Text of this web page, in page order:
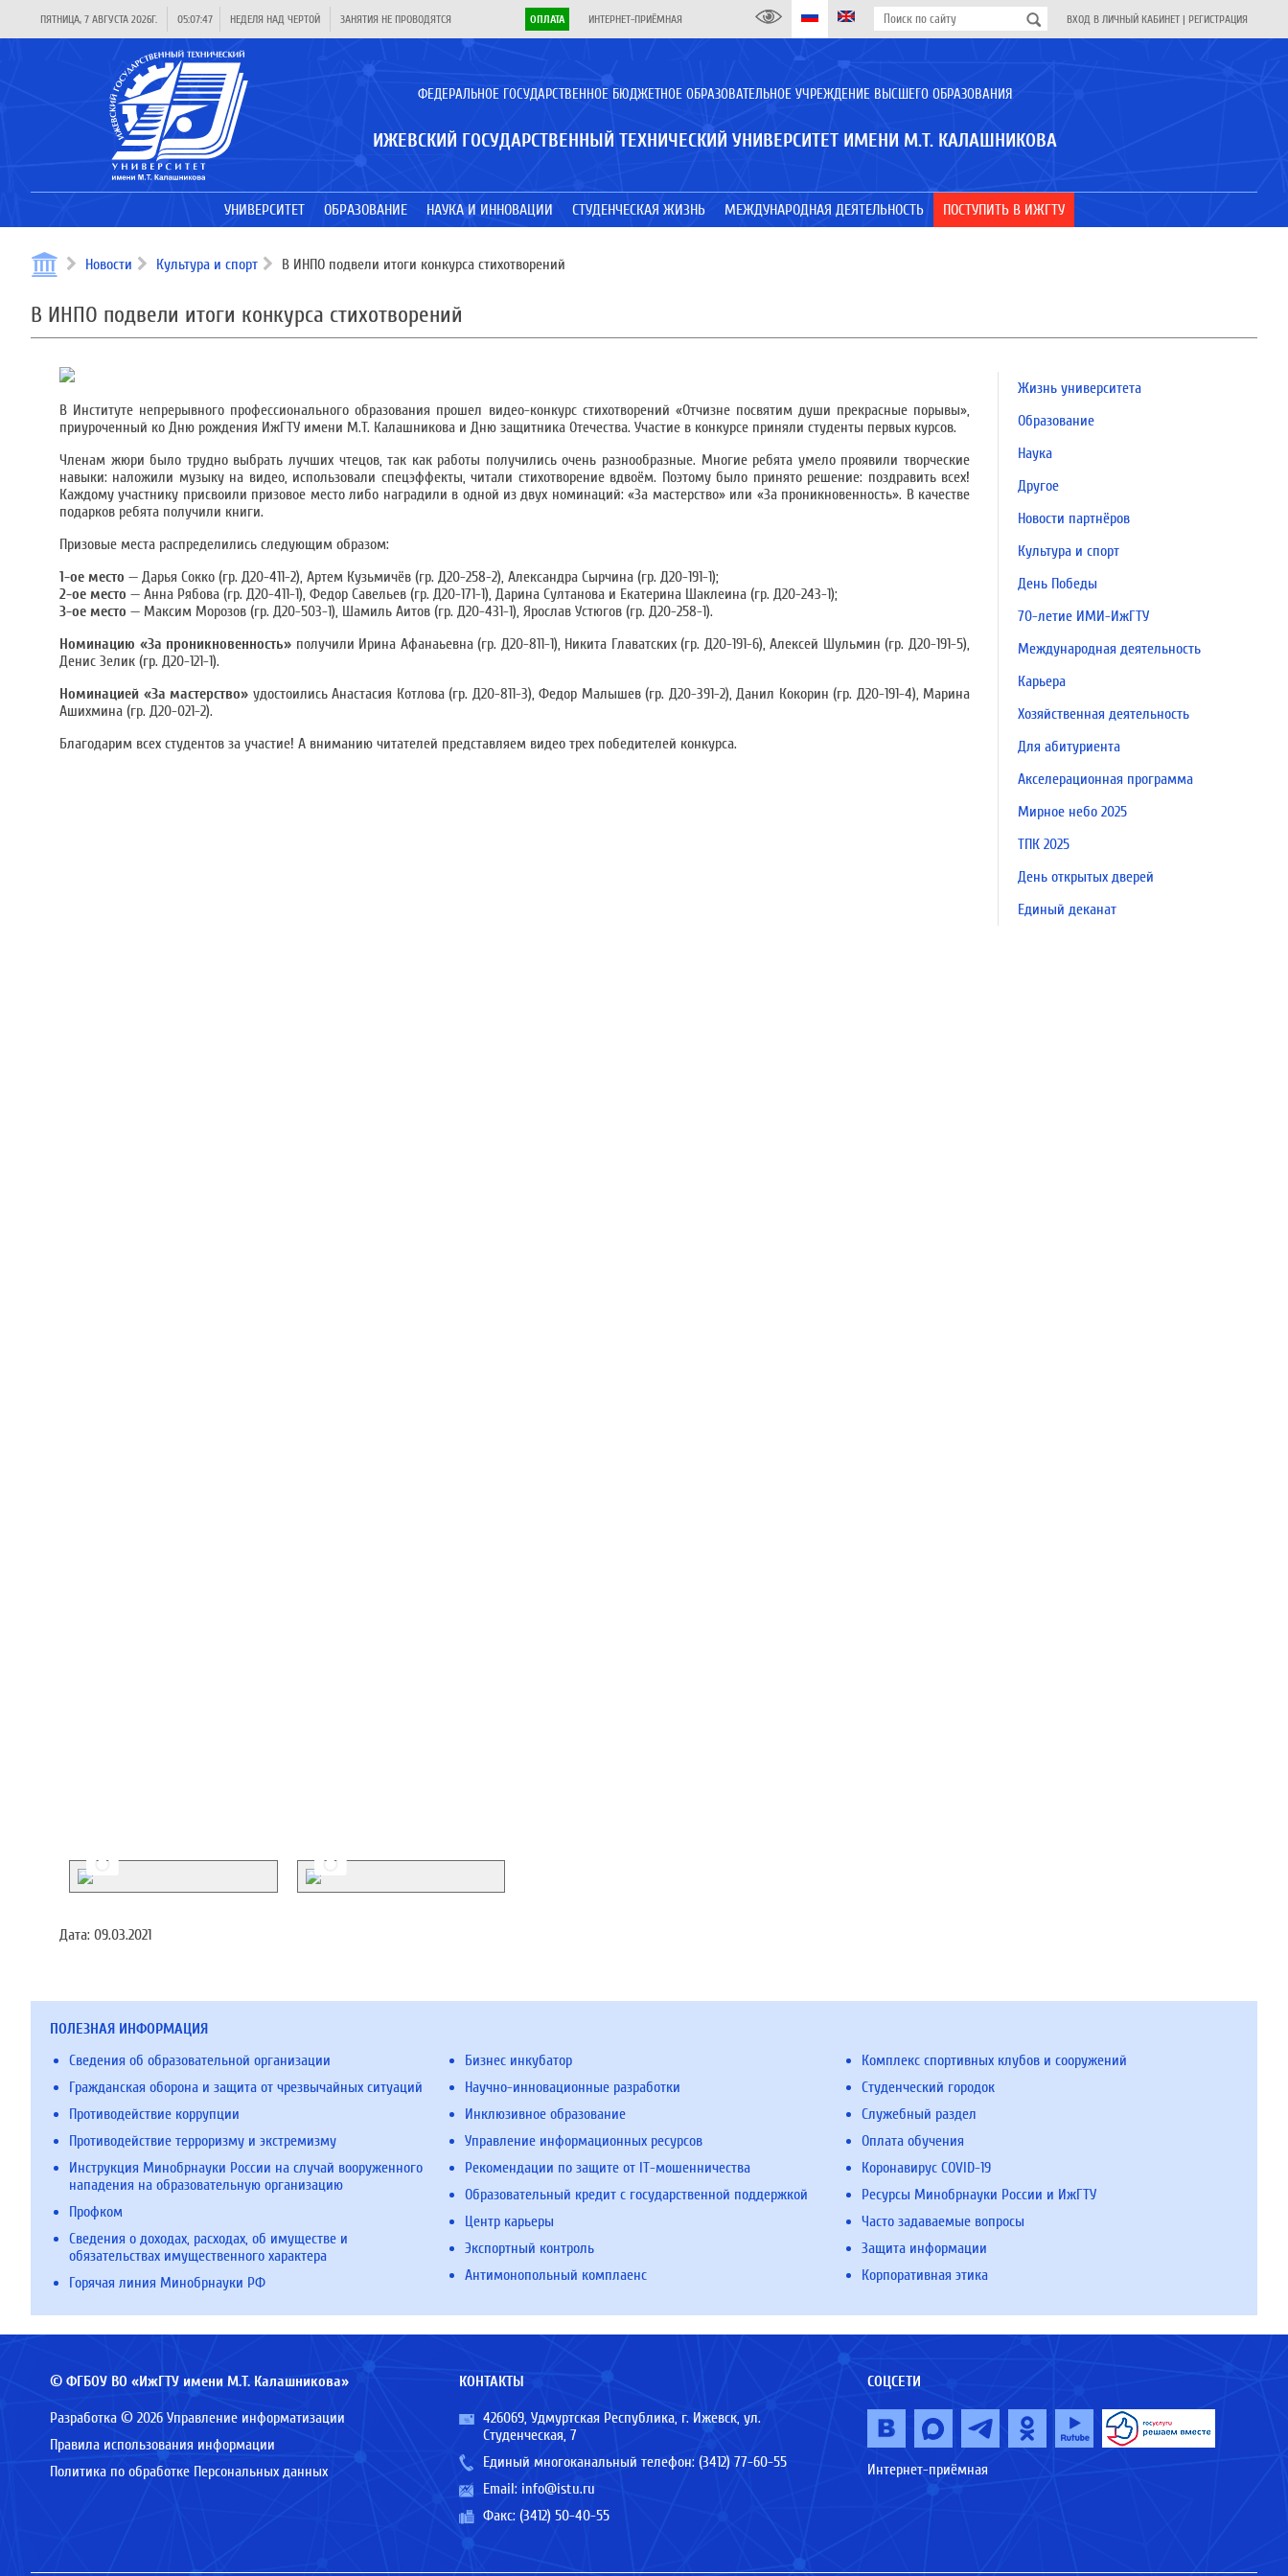
ПЯТНИЦА, 7 АВГУСТА 2026Г. 05:07:48 НЕДЕЛЯ НАД ЧЕРТОЙ ЗАНЯТИЯ НЕ ПРОВОДЯТСЯ ОПЛАТА ИНТЕРНЕТ-ПРИЁМНАЯ ВХОД В ЛИЧНЫЙ КАБИНЕТ | РЕГИСТРАЦИЯ
ФЕДЕРАЛЬНОЕ ГОСУДАРСТВЕННОЕ БЮДЖЕТНОЕ ОБРАЗОВАТЕЛЬНОЕ УЧРЕЖДЕНИЕ ВЫСШЕГО ОБРАЗОВАНИЯ
ИЖЕВСКИЙ ГОСУДАРСТВЕННЫЙ ТЕХНИЧЕСКИЙ УНИВЕРСИТЕТ ИМЕНИ М.Т. КАЛАШНИКОВА
УНИВЕРСИТЕТ ОБРАЗОВАНИЕ НАУКА И ИННОВАЦИИ СТУДЕНЧЕСКАЯ ЖИЗНЬ МЕЖДУНАРОДНАЯ ДЕЯТЕЛЬНОСТЬ ПОСТУПИТЬ В ИЖГТУ
Новости Культура и спорт В ИНПО подвели итоги конкурса стихотворений
В ИНПО подвели итоги конкурса стихотворений
В Институте непрерывного профессионального образования прошел видео-конкурс стихотворений «Отчизне посвятим души прекрасные порывы»,
приуроченный ко Дню рождения ИжГТУ имени М.Т. Калашникова и Дню защитника Отечества. Участие в конкурсе приняли студенты первых курсов.
Членам жюри было трудно выбрать лучших чтецов, так как работы получились очень разнообразные. Многие ребята умело проявили творческие
навыки: наложили музыку на видео, использовали спецэффекты, читали стихотворение вдвоём. Поэтому было принято решение: поздравить всех!
Каждому участнику присвоили призовое место либо наградили в одной из двух номинаций: «За мастерство» или «За проникновенность». В качестве
подарков ребята получили книги.
Призовые места распределились следующим образом:
1-ое место — Дарья Сокко (гр. Д20-411-2), Артем Кузьмичëв (гр. Д20-258-2), Александра Сырчина (гр. Д20-191-1);
2-ое место — Анна Рябова (гр. Д20-411-1), Федор Савельев (гр. Д20-171-1), Дарина Султанова и Екатерина Шаклеина (гр. Д20-243-1);
3-ое место — Максим Морозов (гр. Д20-503-1), Шамиль Аитов (гр. Д20-431-1), Ярослав Устюгов (гр. Д20-258-1).
Номинацию «За проникновенность» получили Ирина Афанаьевна (гр. Д20-811-1), Никита Главатских (гр. Д20-191-6), Алексей Шульмин (гр. Д20-191-5),
Денис Зелик (гр. Д20-121-1).
Номинацией «За мастерство» удостоились Анастасия Котлова (гр. Д20-811-3), Федор Малышев (гр. Д20-391-2), Данил Кокорин (гр. Д20-191-4), Марина
Ашихмина (гр. Д20-021-2).
Благодарим всех студентов за участие! А вниманию читателей представляем видео трех победителей конкурса.
Дата: 09.03.2021
Жизнь университета
Образование
Наука
Другое
Новости партнёров
Культура и спорт
День Победы
70-летие ИМИ-ИжГТУ
Международная деятельность
Карьера
Хозяйственная деятельность
Для абитуриента
Акселерационная программа
Мирное небо 2025
ТПК 2025
День открытых дверей
Единый деканат
ПОЛЕЗНАЯ ИНФОРМАЦИЯ
Сведения об образовательной организации
Гражданская оборона и защита от чрезвычайных ситуаций
Противодействие коррупции
Противодействие терроризму и экстремизму
Инструкция Минобрнауки России на случай вооруженного
нападения на образовательную организацию
Профком
Сведения о доходах, расходах, об имуществе и
обязательствах имущественного характера
Горячая линия Минобрнауки РФ
Бизнес инкубатор
Научно-инновационные разработки
Инклюзивное образование
Управление информационных ресурсов
Рекомендации по защите от IT-мошенничества
Образовательный кредит с государственной поддержкой
Центр карьеры
Экспортный контроль
Антимонопольный комплаенс
Комплекс спортивных клубов и сооружений
Студенческий городок
Служебный раздел
Оплата обучения
Коронавирус COVID-19
Ресурсы Минобрнауки России и ИжГТУ
Часто задаваемые вопросы
Защита информации
Корпоративная этика
© ФГБОУ ВО «ИжГТУ имени М.Т. Калашникова»
Разработка © 2026 Управление информатизации
Правила использования информации
Политика по обработке Персональных данных
КОНТАКТЫ
426069, Удмуртская Республика, г. Ижевск, ул.
Студенческая, 7
Единый многоканальный телефон: (3412) 77-60-55
Email: info@istu.ru
Факс: (3412) 50-40-55
СОЦСЕТИ
Интернет-приёмная